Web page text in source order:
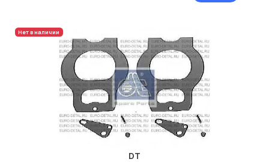
Нет в наличии
DT